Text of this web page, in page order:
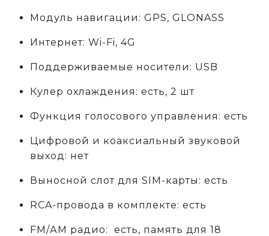
Модуль навигации: GPS, GLONASS
Интернет: Wi-Fi, 4G
Поддерживаемые носители: USB
Кулер охлаждения: есть, 2 шт
Функция голосового управления: есть
Цифровой и коаксиальный звуковой
выход: нет
Выносной слот для SIM-карты: есть
RCA-провода в комплекте: есть
FM/АM радио: есть, память для 18